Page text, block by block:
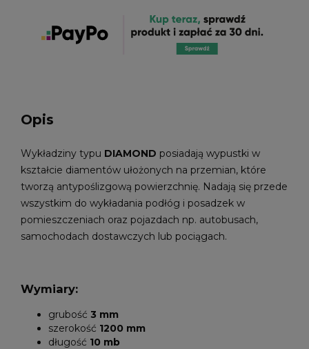
Opis
Wykładziny typu DIAMOND posiadają wypustki w
kształcie diamentów ułożonych na przemian, które
tworzą antypoślizgową powierzchnię. Nadają się przede
wszystkim do wykładania podłóg i posadzek w
pomieszczeniach oraz pojazdach np. autobusach,
samochodach dostawczych lub pociągach.
Wymiary:
grubość 3 mm
szerokość 1200 mm
długość 10 mb